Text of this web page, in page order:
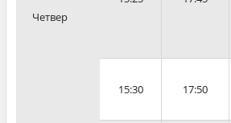
Четвер
15:30 17:50